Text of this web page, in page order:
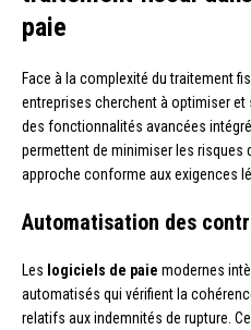
paie
Face à la complexité du traitement
entreprises cherchent à optimiser
des fonctionnalités avancées
permettent de minimiser les risques
approche conforme aux exigences
Automatisation des
Les logiciels de paie modernes
automatisés qui vérifient la
relatifs aux indemnités de rupture.